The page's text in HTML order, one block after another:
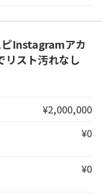
ピInstagramアカ
リスト汚れなし
¥2,000,000
¥0
¥0